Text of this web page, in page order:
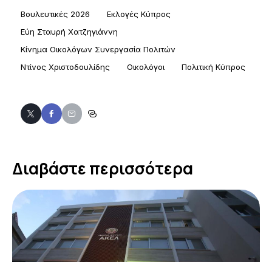
Βουλευτικές 2026
Εκλογές Κύπρος
Εύη Σταυρή Χατζηγιάννη
Κίνημα Οικολόγων Συνεργασία Πολιτών
Ντίνος Χριστοδουλίδης
Οικολόγοι Πολιτική Κύπρος
Διαβάστε περισσότερα